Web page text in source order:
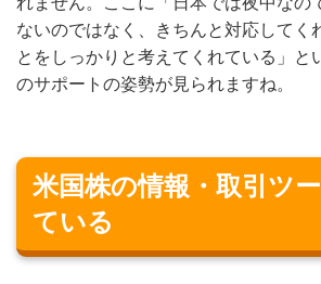
ないのではなく、きちんと対応してく
とをしっかりと考えてくれている」と
のサポートの姿勢が見られますね。
米国株の情報・取引ツ
ている